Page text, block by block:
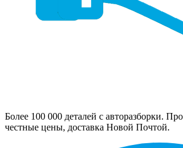
Более 100 000 деталей с авторазборки.
честные цены, доставка Новой Почтой.